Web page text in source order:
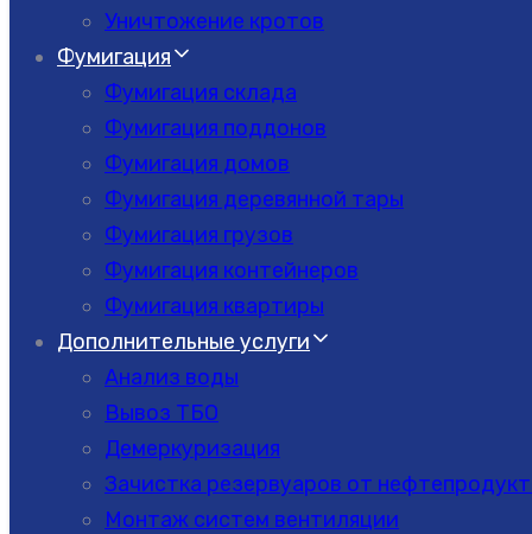
Уничтожение кротов
Фумигация
Фумигация склада
Фумигация поддонов
Фумигация домов
Фумигация деревянной тары
Фумигация грузов
Фумигация контейнеров
Фумигация квартиры
Дополнительные услуги
Анализ воды
Вывоз ТБО
Демеркуризация
Зачистка резервуаров от
Монтаж систем вентиляции